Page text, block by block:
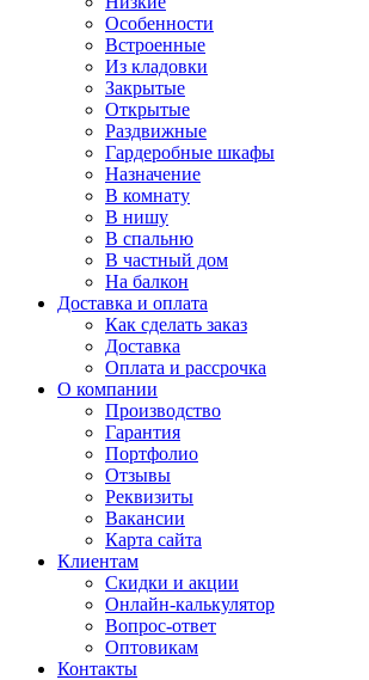
Особенности
Встроенные
Из кладовки
Закрытые
Открытые
Раздвижные
Гардеробные шкафы
Назначение
В комнату
В нишу
В спальню
В частный дом
На балкон
Доставка и оплата
Как сделать заказ
Доставка
Оплата и рассрочка
О компании
Производство
Гарантия
Портфолио
Отзывы
Реквизиты
Вакансии
Карта сайта
Клиентам
Скидки и акции
Онлайн-калькулятор
Вопрос-ответ
Оптовикам
Контакты